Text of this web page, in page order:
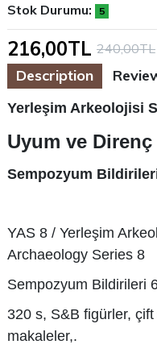
Description
Yerleşim Arkeolojisi
Uyum ve Direnç
Sempozyum
YAS 8 / Yerleşim
Archaeology Series 8
Sempozyum Bildirileri
320 s, S&B figürler,
makaleler,.
Stok Durumu:
5
216,00TL 240,00TL